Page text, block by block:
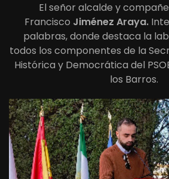
El señor alcalde y
Francisco Jiménez Araya.
palabras, donde destaca la
todos los componentes de la
Histórica y Democrática del
los Barros.